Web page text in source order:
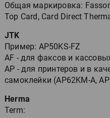
Общая маркировка:
Top Card, Card Direct
JTK
Пример: AP50KS-FZ
AF - для факсов и
AP - для принтеров и в
самоклейки (AP62KM-A,
Herma
Term: